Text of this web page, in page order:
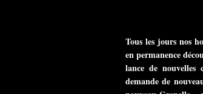
Tous les jours nos
en permanence
lance de nouvelles
demande de